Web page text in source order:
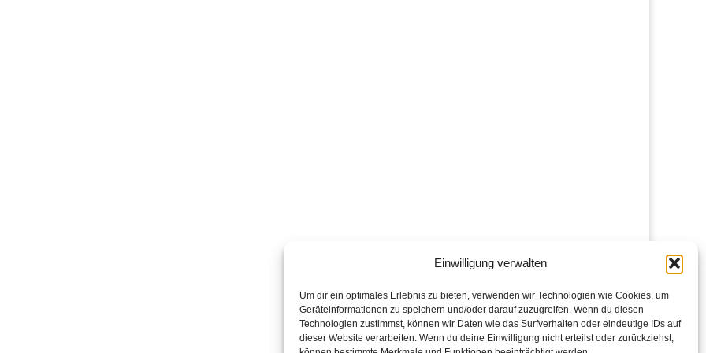
Einwilligung verwalten
Um dir ein optimales Erlebnis zu bieten, verwenden wir Technologien wie Cookies, um
Geräteinformationen zu speichern und/oder darauf zuzugreifen. Wenn du diesen
Technologien zustimmst, können wir Daten wie das Surfverhalten oder eindeutige IDs auf
dieser Website verarbeiten. Wenn du deine Einwilligung nicht erteilst oder zurückziehst,